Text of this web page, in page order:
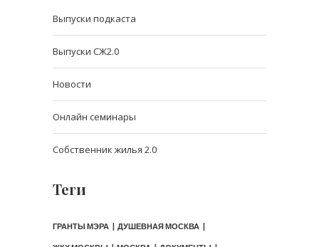
Выпуски подкаста
Выпуски СЖ2.0
Новости
Онлайн семинары
Собственник жилья 2.0
Теги
ГРАНТЫ МЭРА ДУШЕВНАЯ МОСКВА